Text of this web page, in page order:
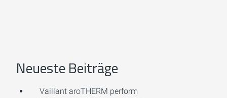
Neueste Beiträge
Vaillant aroTHERM perform